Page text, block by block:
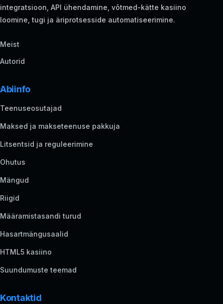
integratsioon, API ühendamine, võtmed-kätte kasiino
loomine, tugi ja äriprotsesside automatiseerimine.
Meist
Autorid
Abiinfo
Teenuseosutajad
Maksed ja makseteenuse pakkuja
Litsentsid ja reguleerimine
Ohutus
Mängud
Riigid
Määramistasandi turud
Hasartmängusaalid
HTML5 kasiino
Suundumuste teemad
Kontaktid